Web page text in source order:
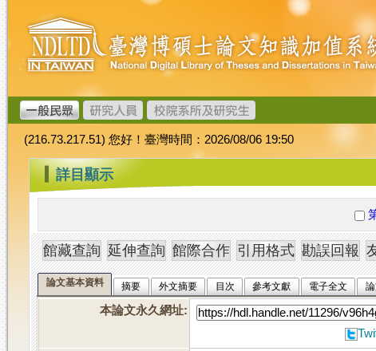
跳
到
主
要
內
容
臺
灣
博
碩
士
論
文
加
值
系
統
(216.73.217.51) 您好！臺灣時間：2026/08/06 19:50
::: 詳目顯示
論文基本資料 摘要 外文摘要 目次 參考文獻 電子全文
本論文永久網址: